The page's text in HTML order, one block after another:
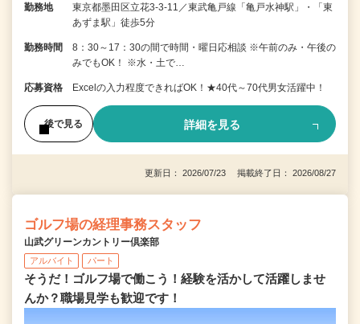
勤務地
東京都墨田区立花3-3-11／東武亀戸線「亀戸水神駅」・「東
あずま駅」徒歩5分
勤務時間
8：30～17：30の間で時間・曜日応相談 ※午前のみ・午後の
みでもOK！ ※水・土で…
応募資格 Excelの入力程度できればOK！★40代～70代男女活躍中！
後で見る 詳細を見る
更新日： 2026/07/23 掲載終了日： 2026/08/27
ゴルフ場の経理事務スタッフ
山武グリーンカントリー倶楽部
アルバイト パート
そうだ！ゴルフ場で働こう！経験を活かして活躍しませ
んか？職場見学も歓迎です！